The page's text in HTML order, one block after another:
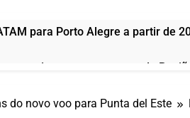
para Porto Alegre a partir de
nos aeroportos da
atuação nos segmentos de lazer
do novo voo para Punta del Este